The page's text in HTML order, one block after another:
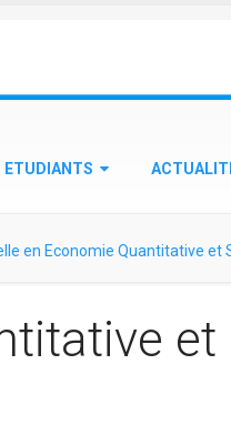
ETUDIANTS
en Economie Quantitative et
et